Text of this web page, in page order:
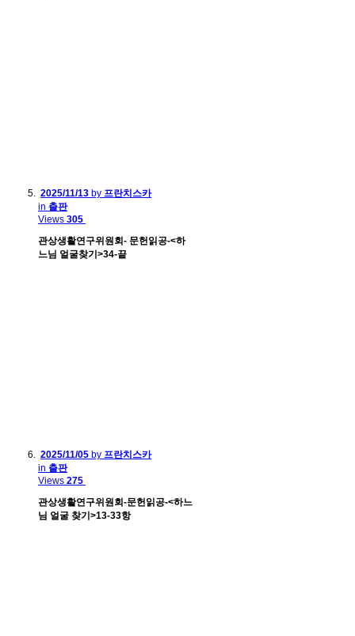
2025/11/13 by 프란치스카
in 출판
Views 305
관상생활연구위원회- 문헌읽공-<하
느님 얼굴찾기>34-끝
2025/11/05 by 프란치스카
in 출판
Views 275
관상생활연구위원회-문헌읽공-<하느
님 얼굴 찾기>13-33항